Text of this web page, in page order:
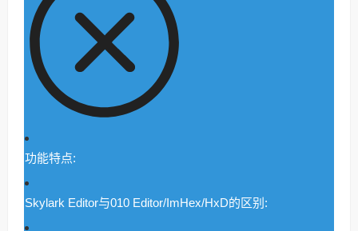
功能特点:
Skylark Editor与010 Editor/ImHex/HxD的区别: